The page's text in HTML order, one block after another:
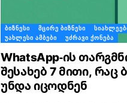
ᲑᲘᲖᲜᲔᲡᲘ ᲛᲪᲘᲠᲔ ᲑᲘᲖᲜᲔᲡᲘ
ᲣᲐᲮᲚᲔᲡᲘ ᲐᲛᲑᲔᲑᲘ
ᲣᲫᲠᲐᲕᲘ ᲥᲝᲜᲔᲑᲐ
WhatsApp-ის
შესახებ 7 მითი, რაც
უნდა იცოდნენ